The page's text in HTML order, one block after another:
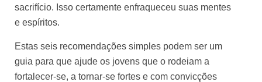
sacrifício. Isso certamente enfraqueceu suas mentes
e espíritos.
Estas seis recomendações simples podem ser um
guia para que ajude os jovens que o rodeiam a
fortalecer-se, a tornar-se fortes e com convicções